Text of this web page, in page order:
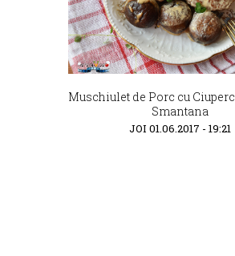
Muschiulet de Porc cu
Smantana
JOI 01.06.2017 - 19:21